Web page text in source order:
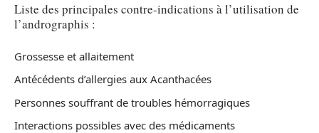
Liste des principales contre-indications à l’utilisation de
l’andrographis :
Grossesse et allaitement
Antécédents d’allergies aux Acanthacées
Personnes souffrant de troubles hémorragiques
Interactions possibles avec des médicaments